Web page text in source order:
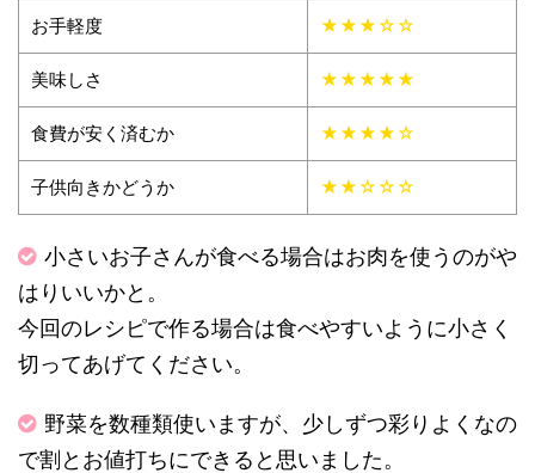
お手軽度 ★★★☆☆
美味しさ ★★★★★
食費が安く済むか ★★★★☆
子供向きかどうか ★★☆☆☆
小さいお子さんが食べる場合はお肉を使うのがや
はりいいかと。
今回のレシピで作る場合は食べやすいように小さく
切ってあげてください。
野菜を数種類使いますが、少しずつ彩りよくなの
で割とお値打ちにできると思いました。